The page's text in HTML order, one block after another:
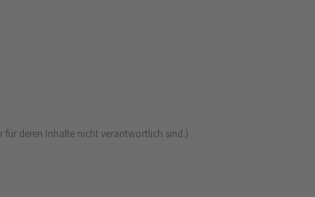
für deren Inhalte nicht verantwortlich sind.)